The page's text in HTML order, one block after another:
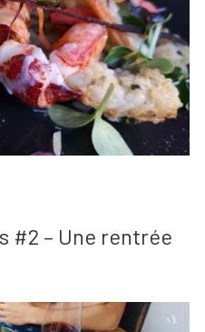
#2 – Une rentrée